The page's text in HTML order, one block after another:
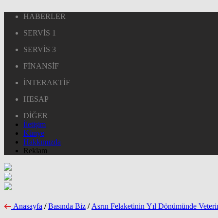
HABERLER
SERVİS 1
SERVİS 3
FİNANSİF
İNTERAKTİF
HESAP
DİĞER
İletişim
Künye
Hakkımızda
Reklam
Anasayfa / Basında Biz / Asrın Felaketinin Yıl Dönümünde